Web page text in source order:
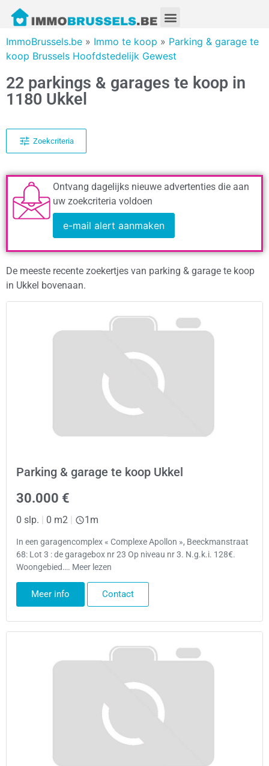
ImmoBrussels.be » Immo te koop » Parking & garage te
koop Brussels Hoofdstedelijk Gewest
22 parkings & garages te koop in
1180 Ukkel
Zoekcriteria
Ontvang dagelijks nieuwe advertenties die aan
uw zoekcriteria voldoen
e-mail alert aanmaken
De meeste recente zoekertjes van parking & garage te koop
in Ukkel bovenaan.
Parking & garage te koop Ukkel
30.000 €
0 slp. | 0 m2 | 1m
In een garagencomplex « Complexe Apollon », Beeckmanstraat
68: Lot 3 : de garagebox nr 23 Op niveau nr 3. N.g.k.i. 128€.
Woongebied…. Meer lezen
Meer info Contact